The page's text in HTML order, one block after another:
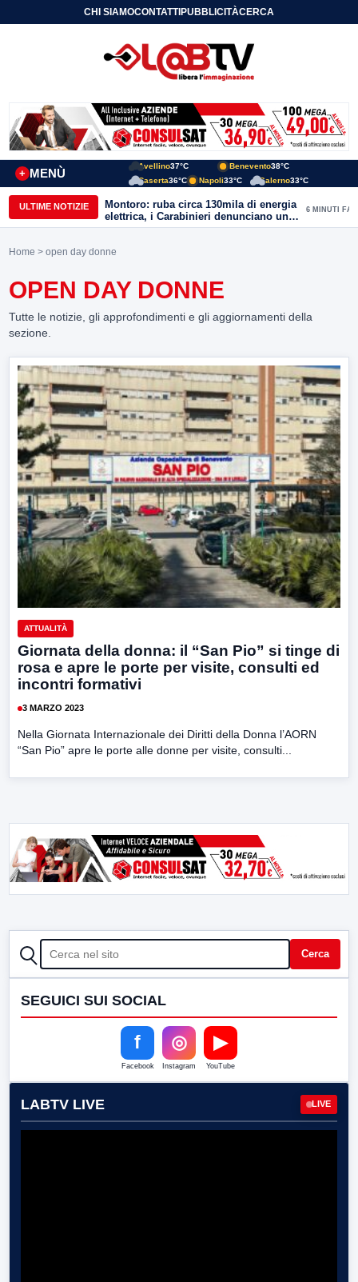
CHI SIAMOCONTATTIPUBBLICITÀCERCA
MENÙ
+
Avellino37°C Benevento38°C
Caserta36°C Napoli33°C Salerno33°C
ULTIME NOTIZIE
Montoro: ruba circa 130mila di energia
elettrica, i Carabinieri denunciano un
65enne
6 MINUTI FA
Home > open day donne
OPEN DAY DONNE
Tutte le notizie, gli approfondimenti e gli aggiornamenti della
sezione.
ATTUALITÀ
Giornata della donna: il “San Pio” si tinge di
rosa e apre le porte per visite, consulti ed
incontri formativi
3 MARZO 2023
Nella Giornata Internazionale dei Diritti della Donna l’AORN
“San Pio” apre le porte alle donne per visite, consulti...
CERCA Cerca
SEGUICI SUI SOCIAL
f
Facebook
◎
Instagram
▶
YouTube
LABTV LIVE LIVE